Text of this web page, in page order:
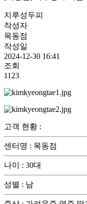
지루성두피
작성자
목동점
작성일
2024-12-30 16:41
조회
1123
고객 현황 :
센터명 : 목동점
나이 : 30대
성별 : 남